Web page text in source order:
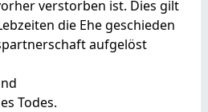
verstorben ist. Dies gilt
die Ehe geschieden
aufgelöst
Todes.